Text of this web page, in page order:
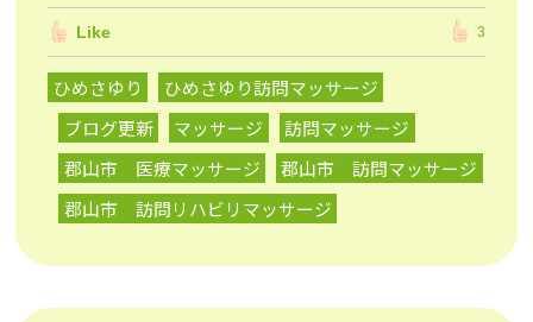
Like 3
ひめさゆり
ひめさゆり訪問マッサージ
ブログ更新
マッサージ
訪問マッサージ
郡山市 医療マッサージ
郡山市 訪問マッサージ
郡山市 訪問リハビリマッサージ